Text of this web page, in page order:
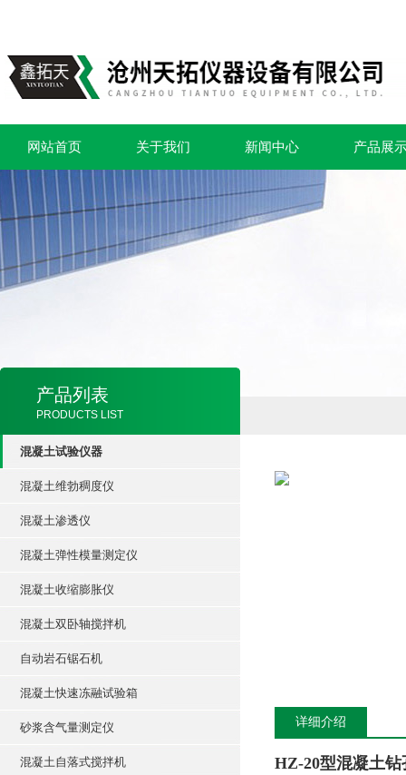
网站首页 关于我们 新闻中心 产品展
产品列表
PRODUCTS LIST
混凝土试验仪器
混凝土维勃稠度仪
混凝土渗透仪
混凝土弹性模量测定仪
混凝土收缩膨胀仪
混凝土双卧轴搅拌机
自动岩石锯石机
混凝土快速冻融试验箱
砂浆含气量测定仪
混凝土自落式搅拌机
详细介绍
HZ-20型混凝土